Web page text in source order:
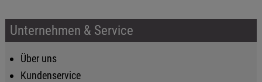
Unternehmen & Service
Über uns
Kundenservice